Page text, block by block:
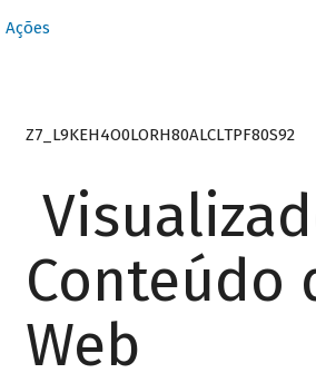
Ações
Z7_L9KEH4O0LORH80ALCLTPF80S92
Conteúdo
Web